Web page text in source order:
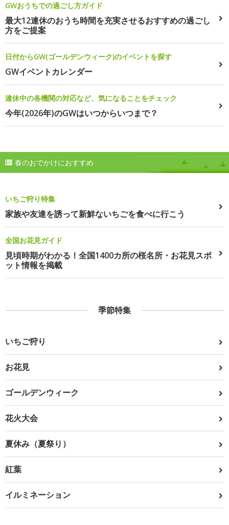
GWおうちでの過ごし方ガイド
最大12連休のおうち時間を充実させるおすすめの過ごし
方をご提案
日付からGW(ゴールデンウィーク)のイベントを探す
GWイベントカレンダー
連休中の各機関の対応など、気になることをチェック
今年(2026年)のGWはいつからいつまで？
春のおでかけにおすすめ
いちご狩り特集
家族や友達を誘って新鮮ないちごを食べに行こう
全国お花見ガイド
見頃時期がわかる！全国1400カ所の桜名所・お花見スポ
ット情報を掲載
季節特集
いちご狩り
お花見
ゴールデンウィーク
花火大会
夏休み（夏祭り）
紅葉
イルミネーション